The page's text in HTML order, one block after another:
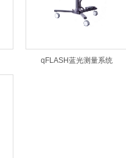
qFLASH蓝光测量系统